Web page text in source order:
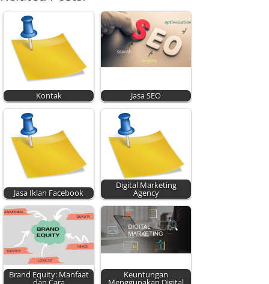
Kontak Jasa SEO
Jasa Iklan Facebook
Digital Marketing
Agency
Brand Equity: Manfaat Keuntungan